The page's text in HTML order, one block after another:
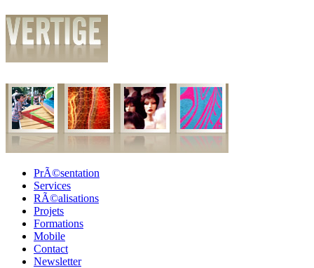
PrÃ©sentation
Services
RÃ©alisations
Projets
Formations
Mobile
Contact
Newsletter